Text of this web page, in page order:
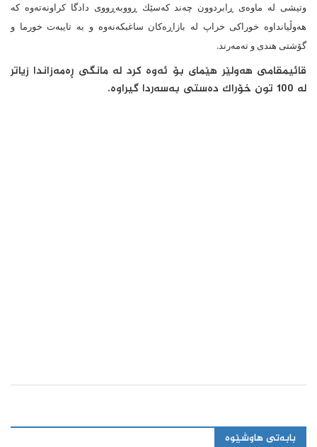
وتیشی له‌ ماوه‌ی ڕابردوون چه‌ند كه‌سێك ڕووبه‌ڕووی دادگا كراونه‌ته‌وه‌ كه‌
هه‌وڵیانداوه‌ خوراكی خراپ له‌ بازاڕه‌كان ساغبكه‌نه‌وه‌ و به‌ تایبه‌ت خورما و
گۆشتی هندی و ته‌مه‌رند.
قائیمقامی هه‌ولێر هێمای بۆ ئه‌وه‌ كرد له‌ مانگی ڕه‌مه‌زاندا زیاتر
له‌ 100 تون خۆراك ده‌ستی به‌سه‌ردا گیراوه‌.
بابەتی هاوشێوە